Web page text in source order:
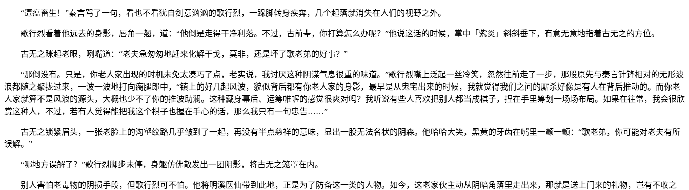
“遭瘟畜生！”秦言骂了一句，看也不看犹自剑意汹汹的歌行烈，一跺脚转身疾奔，几个起落就消失在人们的视野之外。
歌行烈看着他远去的身影，唇角一翘，道：“他倒是走得干净利落。不过，古前辈，你打算怎么办呢？”他说这话的时候，掌中「紫炎」斜斜垂下，有意无意地指着古无之的方位。
古无之眯起老眼，咧嘴道：“老夫急匆匆地赶来化解干戈，莫非，还是坏了歌老弟的好事？”
“那倒没有。只是，你老人家出现的时机未免太凑巧了点，老实说，我讨厌这种阴谋气息很重的味道。”歌行烈嘴上泛起一丝冷笑，忽然往前走了一步，那股原先与秦言针锋相对的无形波
浪都随之聚拢过来，一波一波地打向瘸腿郎中，“镇上的好几起风波，貌似背后都有你老人家的身影，最早是从鬼宅出来的时候，我就觉得我们之间的厮杀好像是有人在背后推动的。而你老
人家就算不是风浪的源头，大概也少不了你的推波助澜。这种藏身幕后、运筹帷幄的感觉很爽对吗？我听说有些人喜欢把别人都当成棋子，捏在手里筹划一场场布局。如果在往常，我会很欣
赏这种人，不过，若有人觉得能把我这个棋子也握在手心的话，那么我只有一句忠告……”
古无之锁紧眉头，一张老脸上的沟壑纹路几乎皱到了一起，再没有半点慈祥的意味，显出一股无法名状的阴森。他哈哈大笑，黑黄的牙齿在嘴里一颤一颤：“歌老弟，你可能对老夫有所
误解。”
“哪地方误解了？”歌行烈脚步未停，身躯仿佛散发出一团阴影，将古无之笼罩在内。
别人害怕老毒物的阴损手段，但歌行烈可不怕。他将明溪医仙带到此地，正是为了防备这一类的人物。如今，这老家伙主动从阴暗角落里走出来，那就是送上门来的礼物，岂有不收之